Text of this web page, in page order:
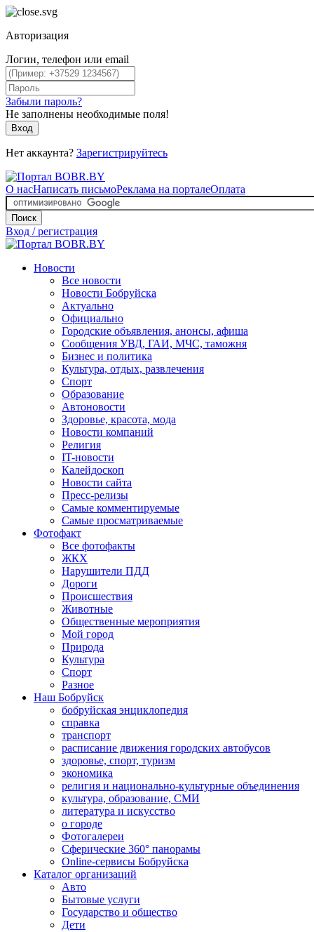
Авторизация
Логин, телефон или email
Забыли пароль?
Не заполнены необходимые поля!
Вход
Нет аккаунта? Зарегистрируйтесь
О насНаписать письмоРеклама на порталеОплата
Поиск
Вход / регистрация
Новости
Все новости
Новости Бобруйска
Актуально
Официально
Городские объявления, анонсы, афиша
Сообщения УВД, ГАИ, МЧС, таможня
Бизнес и политика
Культура, отдых, развлечения
Спорт
Образование
Автоновости
Здоровье, красота, мода
Новости компаний
Религия
IT-новости
Калейдоскоп
Новости сайта
Пресс-релизы
Самые комментируемые
Самые просматриваемые
Фотофакт
Все фотофакты
ЖКХ
Нарушители ПДД
Дороги
Происшествия
Животные
Общественные мероприятия
Мой город
Природа
Культура
Спорт
Разное
Наш Бобруйск
бобруйская энциклопедия
справка
транспорт
расписание движения городских автобусов
здоровье, спорт, туризм
экономика
религия и национально-культурные объединения
культура, образование, СМИ
литература и искусство
о городе
Фотогалереи
Сферические 360° панорамы
Online-сервисы Бобруйска
Каталог организаций
Авто
Бытовые услуги
Государство и общество
Дети